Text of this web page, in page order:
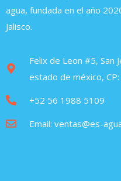
agua, fundada en el año
Jalisco.
Felix de Leon #5, San
estado de méxico,
+52 56 1988 5109
Email: ventas@es-